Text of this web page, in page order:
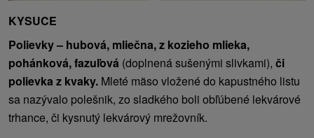
KYSUCE
Polievky – hubová, mliečna, z kozieho mlieka,
pohánková, fazuľová (doplnená sušenými slivkami), či
polievka z kvaky. Mleté mäso vložené do kapustného listu
sa nazývalo polešnik, zo sladkého boli obľúbené lekvárové
trhance, či kysnutý lekvárový mrežovník.